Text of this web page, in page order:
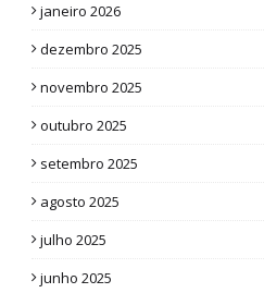
janeiro 2026
dezembro 2025
novembro 2025
outubro 2025
setembro 2025
agosto 2025
julho 2025
junho 2025